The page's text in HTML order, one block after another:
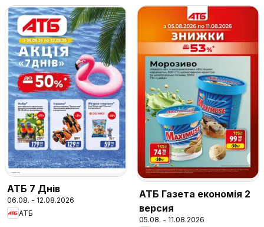
АТБ 7 Днів
06.08. - 12.08.2026
АТБ
АТБ Газета економія 2
версия
05.08. - 11.08.2026